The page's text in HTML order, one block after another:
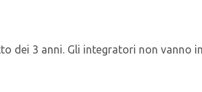
dei 3 anni. Gli integratori non vanno